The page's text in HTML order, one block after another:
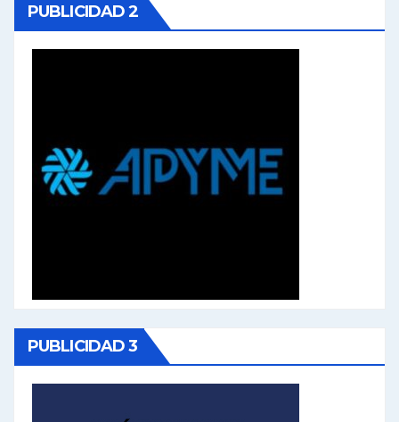
PUBLICIDAD 2
PUBLICIDAD 3